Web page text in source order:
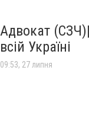
Адвокат
всій Україні
09:53, 27 липня